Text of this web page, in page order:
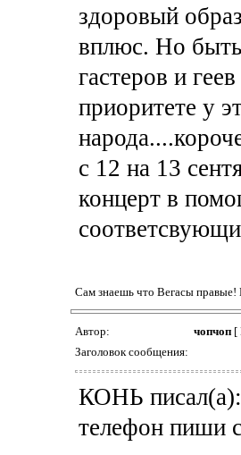
здоровый
вплюс. Но быть
гастеров и
приоритете у
с 12 на 13
концерт в
Сам знаешь что Вегасы правые!
Автор: чопчоп[
Заголовок сообщения:
КОНЬ писал(а):
телефон пиши